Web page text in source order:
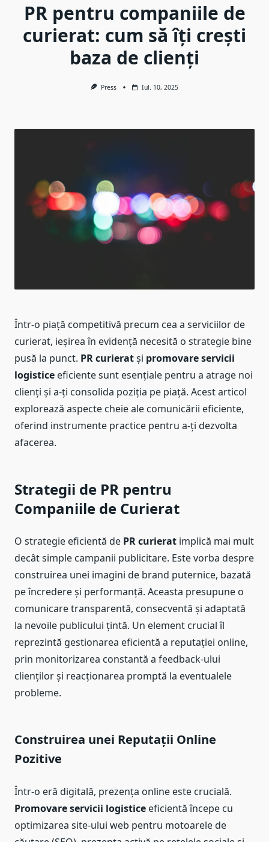
PR pentru companiile de
curierat: cum să îți crești
baza de clienți
Press Iul. 10, 2025
Într-o piață competitivă precum cea a serviciilor de
curierat, ieșirea în evidență necesită o strategie bine
pusă la punct. PR curieratși promovare servicii
logistice eficiente sunt esențiale pentru a atrage noi
clienți și a-ți consolida poziția pe piață. Acest articol
explorează aspecte cheie ale comunicării eficiente,
oferind instrumente practice pentru a-ți dezvolta
afacerea.
Strategii de PR pentru
Companiile de Curierat
O strategie eficientă de PR curierat implică mai mult
decât simple campanii publicitare. Este vorba despre
construirea unei imagini de brand puternice, bazată
pe încredere și performanță. Aceasta presupune o
comunicare transparentă, consecventă și adaptată
la nevoile publicului țintă. Un element crucial îl
reprezintă gestionarea eficientă a reputației online,
prin monitorizarea constantă a feedback-ului
clienților și reacționarea promptă la eventualele
probleme.
Construirea unei Reputații Online
Pozitive
Într-o eră digitală, prezența online este crucială.
Promovare servicii logistice eficientă începe cu
optimizarea site-ului web pentru motoarele de